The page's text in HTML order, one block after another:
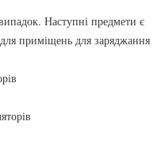
Наступні предмети є
приміщень для заряджання